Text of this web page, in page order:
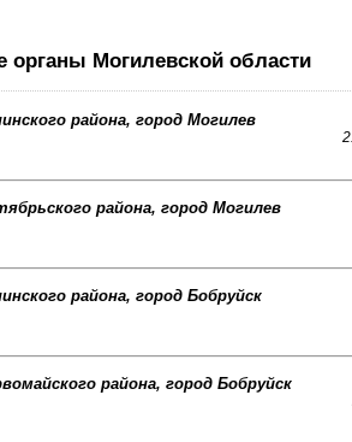
органы Могилевской области
района, город Могилев
района, город Могилев
района, город Бобруйск
района, город Бобруйск